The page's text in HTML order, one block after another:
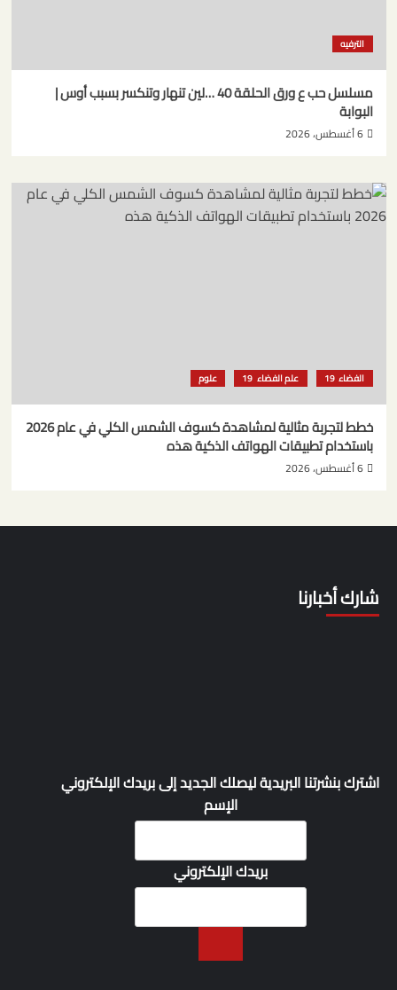
الترفيه
مسلسل حب ع ورق الحلقة 40 …لين تنهار وتنكسر بسبب أوس |
البوابة
6 أغسطس، 2026
الفضاء علم الفضاء علوم
خطط لتجربة مثالية لمشاهدة كسوف الشمس الكلي في عام 2026
باستخدام تطبيقات الهواتف الذكية هذه
6 أغسطس، 2026
شارك أخبارنا
اشترك بنشرتنا البريدية ليصلك الجديد إلى بريدك الإلكتروني
الإسم
بريدك الإلكتروني